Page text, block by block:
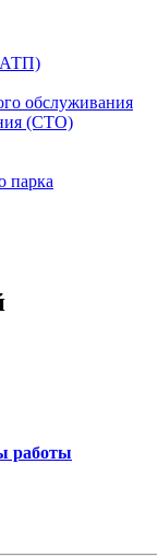
обслуживания
(СТО)
парка
работы